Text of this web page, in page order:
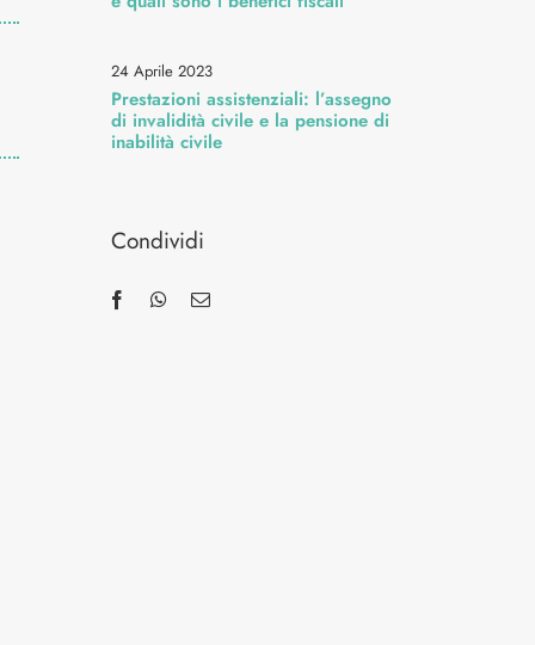
24 Aprile 2023
Prestazioni assistenziali: l’assegno
di invalidità civile e la pensione di
inabilità civile
Condividi